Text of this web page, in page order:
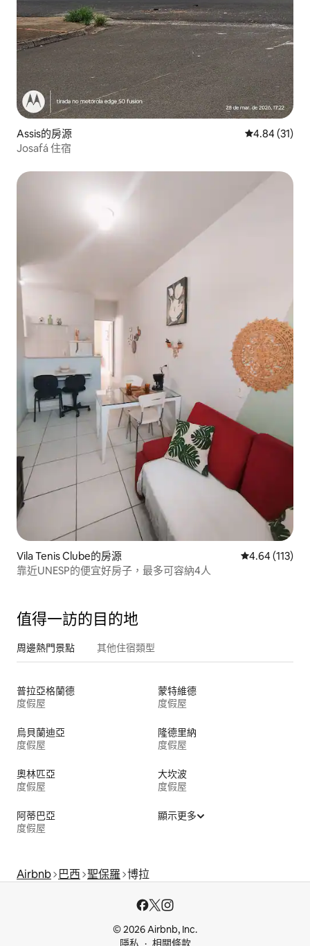
Assis的房源 從 31 則評價
4.84 (31)
Josafá 住宿
Vila Tenis Clube的房源 從 113 則評價
4.64 (113)
靠近UNESP的便宜好房子，最多可容納4人
值得一訪的目的地
周邊熱門景點 其他住宿類型
普拉亞格蘭德
度假屋
蒙特維德
度假屋
烏貝蘭迪亞
度假屋
隆德里納
度假屋
奧林匹亞
度假屋
大坎波
度假屋
阿蒂巴亞
度假屋
顯示更多
Airbnb 巴西 聖保羅 博拉
© 2026 Airbnb, Inc.